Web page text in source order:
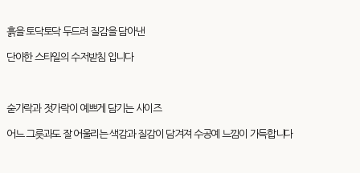
흙을 토닥토닥 두드려 질감을 담아낸
단아한 스타일의 수저받침 입니다
숟가락과 젓가락이 예쁘게 담기는 사이즈
어느 그릇과도 잘 어울리는 색감과 질감이 담겨져 수공예 느낌이 가득합니다